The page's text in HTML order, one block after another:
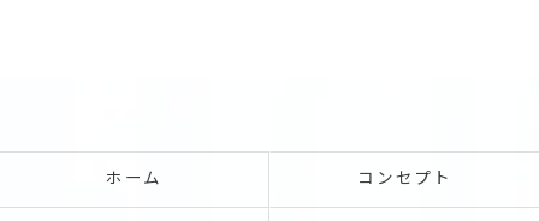
ホーム コンセプト